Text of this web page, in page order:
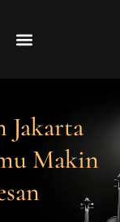
Jakarta
Makin